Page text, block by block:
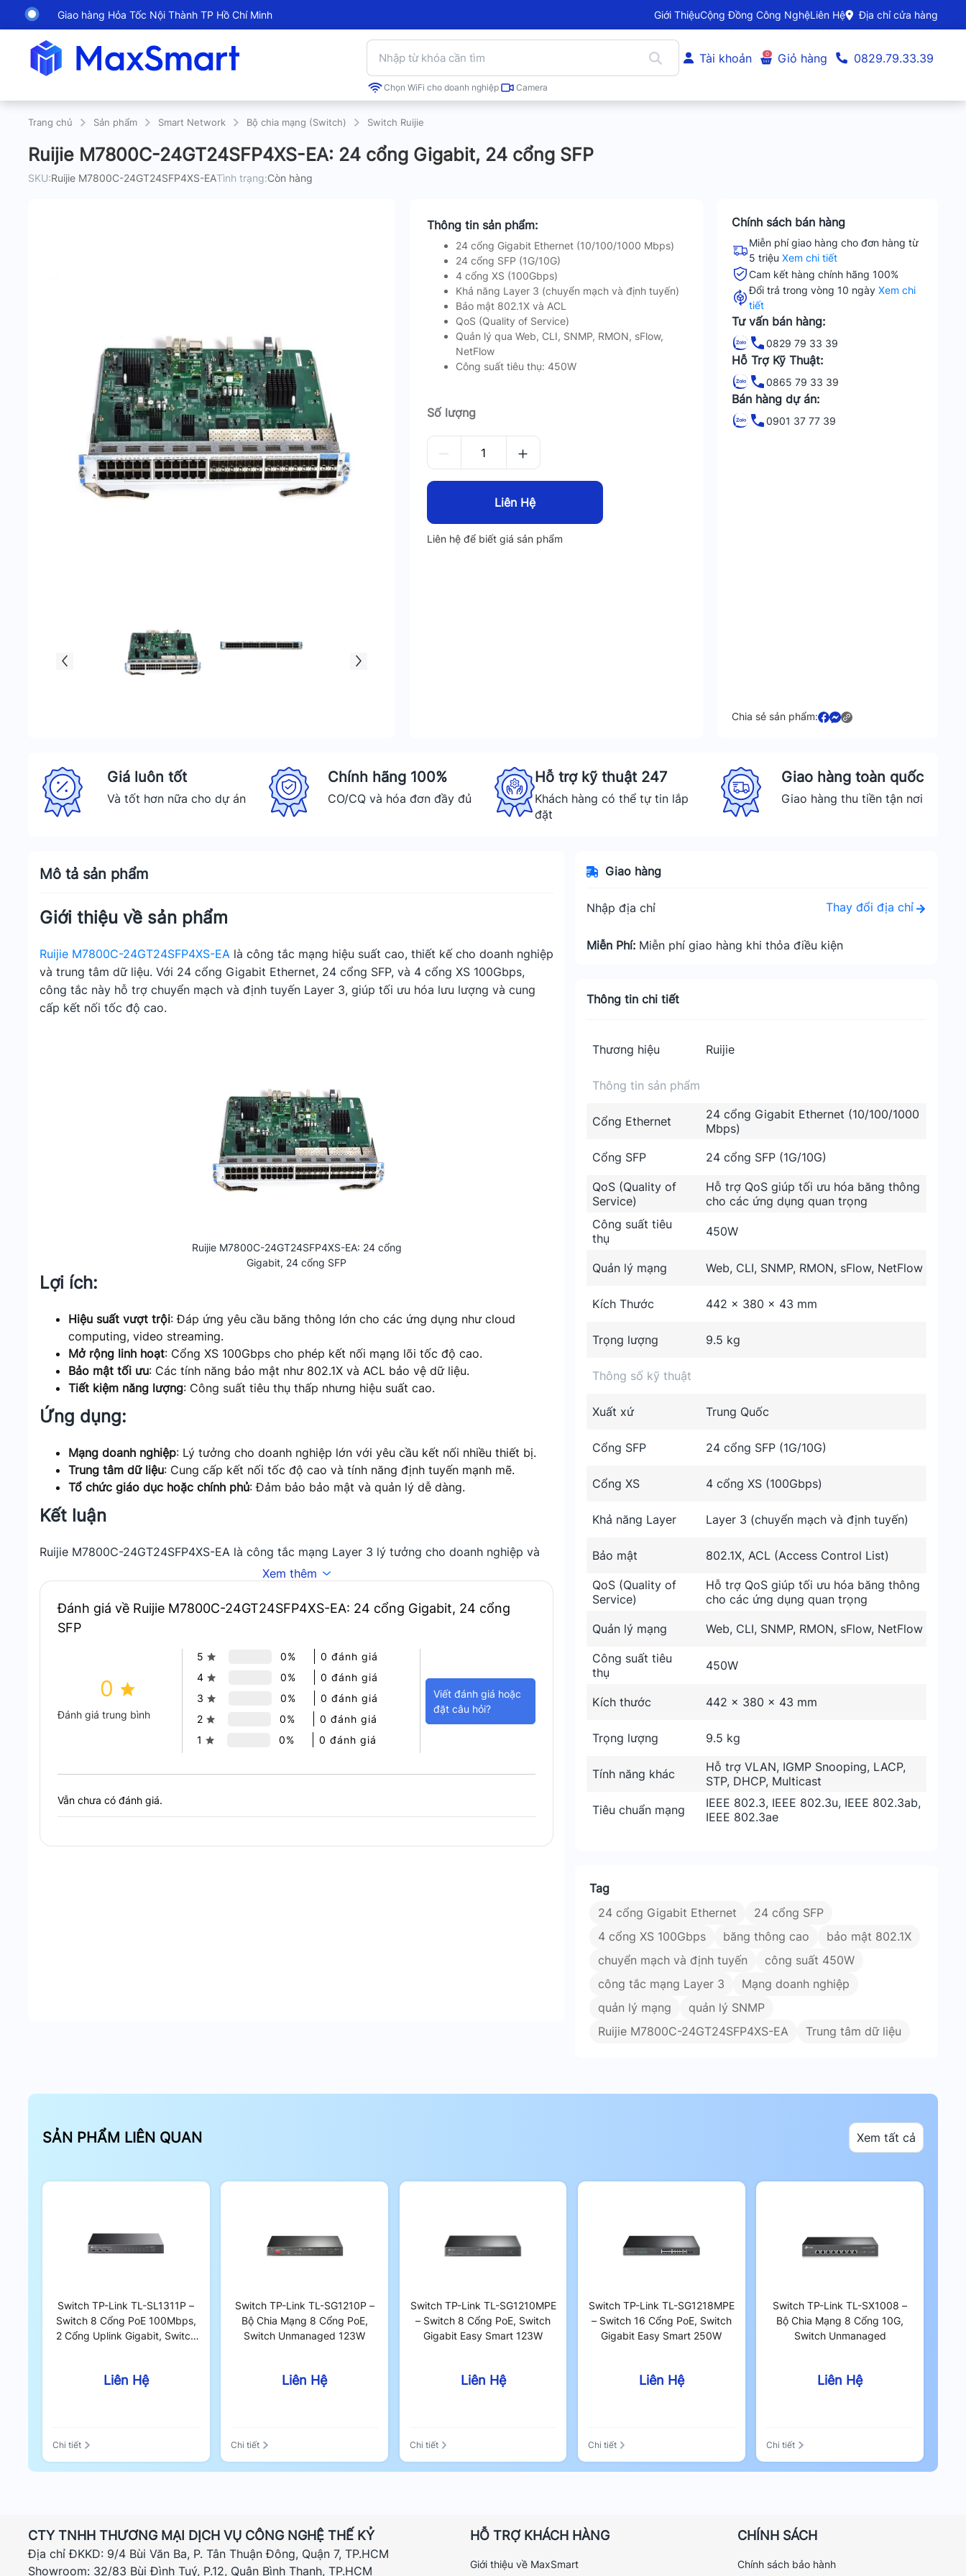
Giao hàng Hỏa Tốc Nội Thành TP Hồ Chí Minh Giới ThiệuCộng Đồng Công NghệLiên Hệ Địa chỉ cửa hàng
Chọn WiFi cho doanh nghiệp Camera
Tài khoản 0 Giỏ hàng 0829.79.33.39
Trang chủ Sản phẩm Smart Network Bộ chia mạng (Switch) Switch Ruijie
Ruijie M7800C-24GT24SFP4XS-EA: 24 cổng Gigabit, 24 cổng SFP
SKU:Ruijie M7800C-24GT24SFP4XS-EATình trạng:Còn hàng
Thông tin sản phẩm:
24 cổng Gigabit Ethernet (10/100/1000 Mbps)
24 cổng SFP (1G/10G)
4 cổng XS (100Gbps)
Khả năng Layer 3 (chuyển mạch và định tuyến)
Bảo mật 802.1X và ACL
QoS (Quality of Service)
Quản lý qua Web, CLI, SNMP, RMON, sFlow,
NetFlow
Công suất tiêu thụ: 450W
Số lượng
Liên Hệ
Liên hệ để biết giá sản phẩm
Chính sách bán hàng
Miễn phí giao hàng cho đơn hàng từ
5 triệuXem chi tiết
Cam kết hàng chính hãng 100%
Đổi trả trong vòng 10 ngàyXem chi
tiết
Tư vấn bán hàng:
0829 79 33 39
Hỗ Trợ Kỹ Thuật:
0865 79 33 39
Bán hàng dự án:
0901 37 77 39
Chia sẻ sản phẩm:
Giá luôn tốt
Và tốt hơn nữa cho dự án
Chính hãng 100%
CO/CQ và hóa đơn đầy đủ
Hỗ trợ kỹ thuật 247
Khách hàng có thể tự tin lắp
đặt
Giao hàng toàn quốc
Giao hàng thu tiền tận nơi
Mô tả sản phẩm
Giới thiệu về sản phẩm
Ruijie M7800C-24GT24SFP4XS-EA là công tắc mạng hiệu suất cao, thiết kế cho doanh nghiệp
và trung tâm dữ liệu. Với 24 cổng Gigabit Ethernet, 24 cổng SFP, và 4 cổng XS 100Gbps,
công tắc này hỗ trợ chuyển mạch và định tuyến Layer 3, giúp tối ưu hóa lưu lượng và cung
cấp kết nối tốc độ cao.
Ruijie M7800C-24GT24SFP4XS-EA: 24 cổng
Gigabit, 24 cổng SFP
Lợi ích:
Hiệu suất vượt trội: Đáp ứng yêu cầu băng thông lớn cho các ứng dụng như cloud
computing, video streaming.
Mở rộng linh hoạt: Cổng XS 100Gbps cho phép kết nối mạng lõi tốc độ cao.
Bảo mật tối ưu: Các tính năng bảo mật như 802.1X và ACL bảo vệ dữ liệu.
Tiết kiệm năng lượng: Công suất tiêu thụ thấp nhưng hiệu suất cao.
Ứng dụng:
Mạng doanh nghiệp: Lý tưởng cho doanh nghiệp lớn với yêu cầu kết nối nhiều thiết bị.
Trung tâm dữ liệu: Cung cấp kết nối tốc độ cao và tính năng định tuyến mạnh mẽ.
Tổ chức giáo dục hoặc chính phủ: Đảm bảo bảo mật và quản lý dễ dàng.
Kết luận
Ruijie M7800C-24GT24SFP4XS-EA là công tắc mạng Layer 3 lý tưởng cho doanh nghiệp và
trung tâm dữ liệu, cung cấp hiệu suất vượt trội, bảo mật mạnh mẽ và khả năng quản lý linh
hoạt.
Xem thêm
Đánh giá về Ruijie M7800C-24GT24SFP4XS-EA: 24 cổng Gigabit, 24 cổng
SFP
0
Đánh giá trung bình
5 0%
0 đánh giá
4
0%
0 đánh giá
3
0%
0 đánh giá
2
0%
0 đánh giá
1
0% 0 đánh giá
Viết đánh giá hoặc
đặt câu hỏi?
Vẫn chưa có đánh giá.
Giao hàng
Nhập địa chỉ Thay đổi địa chỉ
Miễn Phí: Miễn phí giao hàng khi thỏa điều kiện
Thông tin chi tiết
Thương hiệu Ruijie
Thông tin sản phẩm
Cổng Ethernet
24 cổng Gigabit Ethernet (10/100/1000
Mbps)
Cổng SFP
24 cổng SFP (1G/10G)
QoS (Quality of
Service)
Hỗ trợ QoS giúp tối ưu hóa băng thông
cho các ứng dụng quan trọng
Công suất tiêu
thụ
450W
Quản lý mạng Web, CLI, SNMP, RMON, sFlow, NetFlow
Kích Thước 442 x 380 x 43 mm
Trọng lượng 9.5 kg
Thông số kỹ thuật
Xuất xứ Trung Quốc
Cổng SFP 24 cổng SFP (1G/10G)
Cổng XS 4 cổng XS (100Gbps)
Khả năng Layer Layer 3 (chuyển mạch và định tuyến)
Bảo mật 802.1X, ACL (Access Control List)
QoS (Quality of
Service)
Hỗ trợ QoS giúp tối ưu hóa băng thông
cho các ứng dụng quan trọng
Quản lý mạng Web, CLI, SNMP, RMON, sFlow, NetFlow
Công suất tiêu
thụ
450W
Kích thước 442 x 380 x 43 mm
Trọng lượng 9.5 kg
Tính năng khác
Hỗ trợ VLAN, IGMP Snooping, LACP,
STP, DHCP, Multicast
Tiêu chuẩn mạng
IEEE 802.3, IEEE 802.3u, IEEE 802.3ab,
IEEE 802.3ae
Tag
24 cổng Gigabit Ethernet
24 cổng SFP
4 cổng XS 100Gbps
băng thông cao
bảo mật 802.1X
chuyển mạch và định tuyến
công suất 450W
công tắc mạng Layer 3
Mạng doanh nghiệp
quản lý mạng
quản lý SNMP
Ruijie M7800C-24GT24SFP4XS-EA
Trung tâm dữ liệu
SẢN PHẨM LIÊN QUAN Xem tất cả
Switch TP-Link TL-SL1311P –
Switch 8 Cổng PoE 100Mbps,
2 Cổng Uplink Gigabit, Switch
Liên Hệ
Chi tiết
Switch TP-Link TL-SG1210P –
Bộ Chia Mạng 8 Cổng PoE,
Switch Unmanaged 123W
Liên Hệ
Chi tiết
Switch TP-Link TL-SG1210MPE
– Switch 8 Cổng PoE, Switch
Gigabit Easy Smart 123W
Liên Hệ
Chi tiết
Switch TP-Link TL-SG1218MPE
– Switch 16 Cổng PoE, Switch
Gigabit Easy Smart 250W
Liên Hệ
Chi tiết
Switch TP-Link TL-SX1008 –
Bộ Chia Mạng 8 Cổng 10G,
Switch Unmanaged
Liên Hệ
Chi tiết
CTY TNHH THƯƠNG MẠI DỊCH VỤ CÔNG NGHỆ THẾ KỶ
Địa chỉ ĐKKD: 9/4 Bùi Văn Ba, P. Tân Thuận Đông, Quận 7, TP.HCM
Showroom: 32/83 Bùi Đình Tuý, P.12, Quận Bình Thạnh, TP.HCM
HỖ TRỢ KHÁCH HÀNG
Giới thiệu về MaxSmart
CHÍNH SÁCH
Chính sách bảo hành